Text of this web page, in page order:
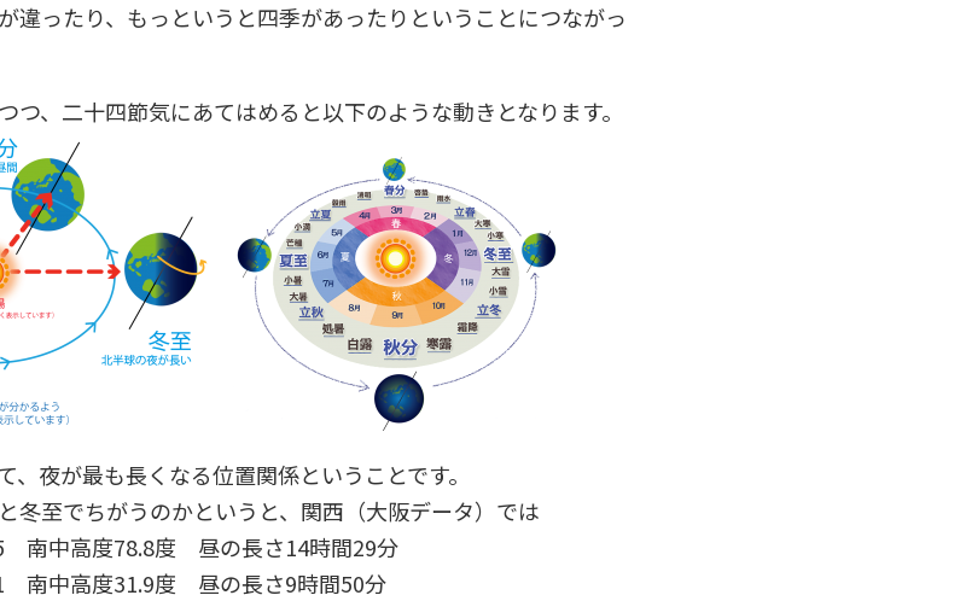
違ったり、もっというと四季があったりということにつながっ
つ、二十四節気にあてはめると以下のような動きとなります。
夜が最も長くなる位置関係ということです。
冬至でちがうのかというと、関西（大阪データ）では
南中高度78.8度 昼の長さ14時間29分
南中高度31.9度 昼の長さ9時間50分